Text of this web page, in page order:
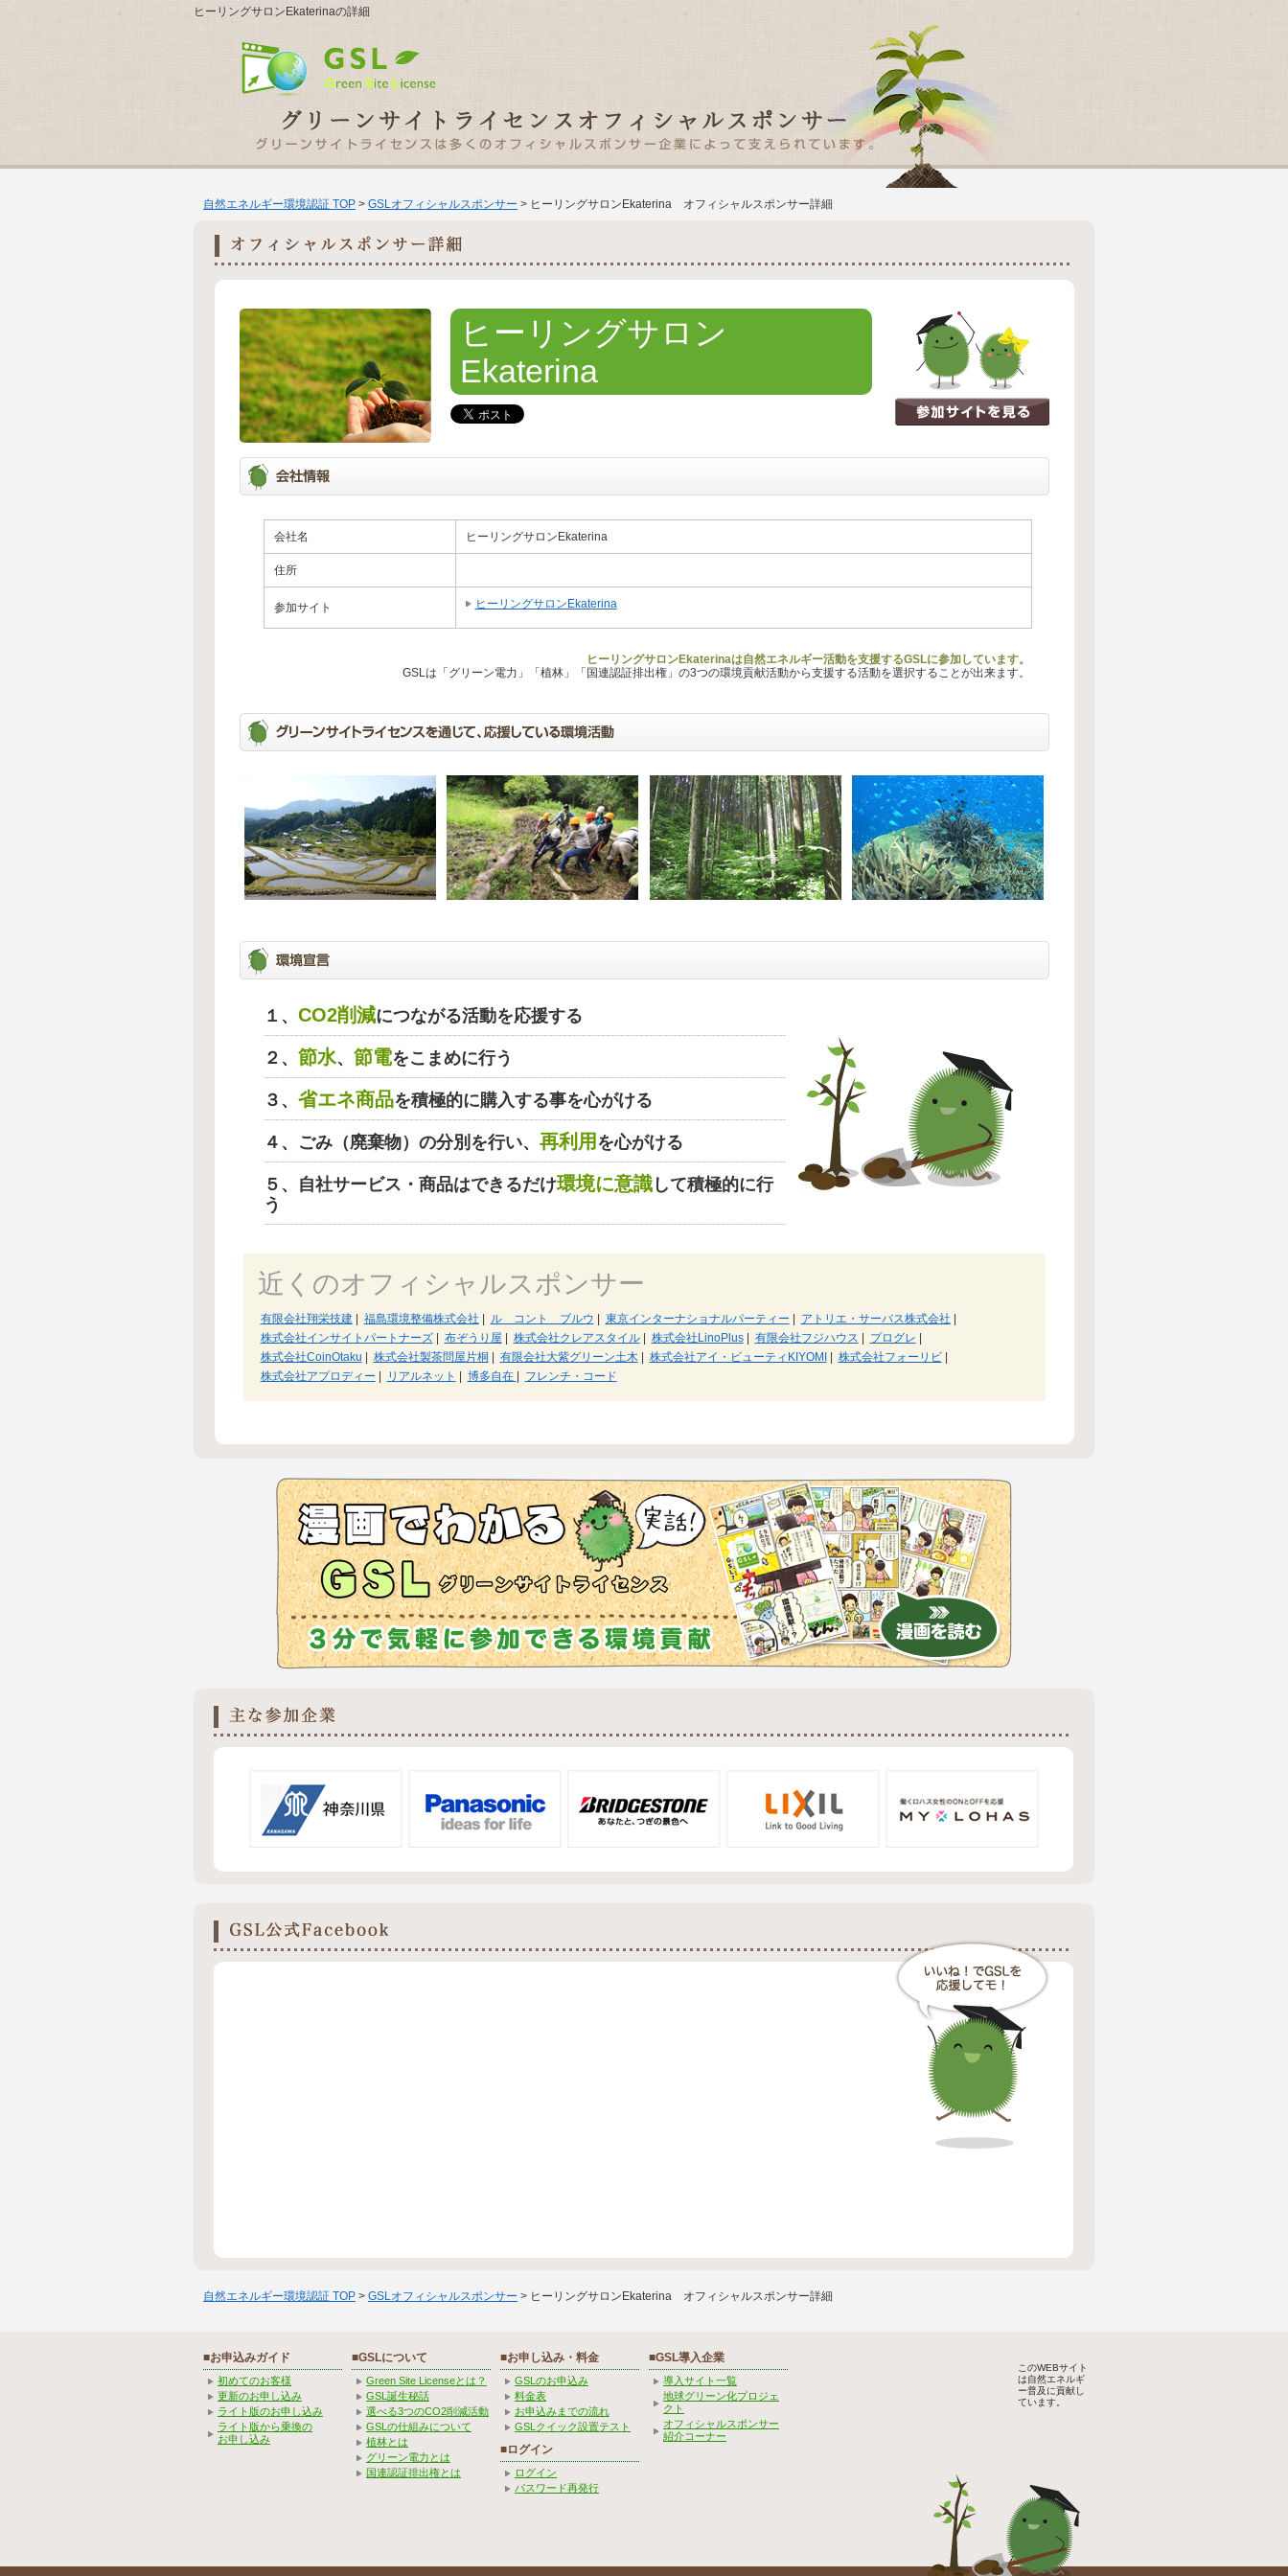
ヒーリングサロンEkaterinaの詳細
自然エネルギー環境認証 TOP > GSLオフィシャルスポンサー > ヒーリングサロンEkaterina オフィシャルスポンサー詳細
ヒーリングサロン
Ekaterina
会社名 ヒーリングサロンEkaterina
住所
参加サイト ヒーリングサロンEkaterina
ヒーリングサロンEkaterinaは自然エネルギー活動を支援するGSLに参加しています。
GSLは「グリーン電力」「植林」「国連認証排出権」の3つの環境貢献活動から支援する活動を選択することが出来ます。
１、 CO2削減につながる活動を応援する
２、 節水、 節電をこまめに行う
３、 省エネ商品を積極的に購入する事を心がける
４、ごみ（廃棄物）の分別を行い、 再利用 を心がける
５、自社サービス・商品はできるだけ環境に意識して積極的に行
う
近くのオフィシャルスポンサー
有限会社翔栄技建| 福島環境整備株式会社 ル コント ブルウ 東京インターナショナルパーティー アトリエ・サーバス株式会社
株式会社インサイトパートナーズ| 布ぞうり屋 株式会社クレアスタイル| 株式会社LinoPlus| 有限会社フジハウス プログレ
株式会社CoinOtaku
株式会社製茶問屋片桐 有限会社大紫グリーン土木| 株式会社アイ・ビューティKIYOMI 株式会社フォーリビ|
株式会社アプロディー
リアルネット 博多自在 フレンチ・コード
自然エネルギー環境認証 TOP > GSLオフィシャルスポンサー > ヒーリングサロンEkaterina オフィシャルスポンサー詳細
■お申込みガイド
初めてのお客様
更新のお申し込み
ライト版のお申し込み
ライト版から乗換の
お申し込み
■GSLについて
Green Site Licenseとは？
GSL誕生秘話
選べる3つのCO2削減活動
GSLの仕組みについて
植林とは
グリーン電力とは
国連認証排出権とは
■お申し込み・料金
GSLのお申込み
料金表
お申込みまでの流れ
GSLクイック設置テスト
■ログイン
ログイン
パスワード再発行
■GSL導入企業
導入サイト一覧
地球グリーン化プロジェ
クト
オフィシャルスポンサー
紹介コーナー
このWEBサイト
は自然エネルギ
ー普及に貢献し
ています。